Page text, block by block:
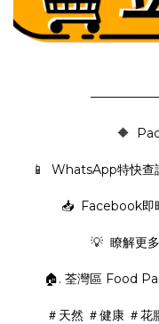
🔶
📱 WhatsApp特快查
📥 Facebook即
💡 瞭解更多
🏠. 荃灣區 Food
＃天然 ＃健康 ＃花